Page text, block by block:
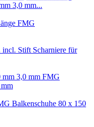
3,0 mm...
FMG
Scharniere für
FMG
Balkenschuhe 80 x 150